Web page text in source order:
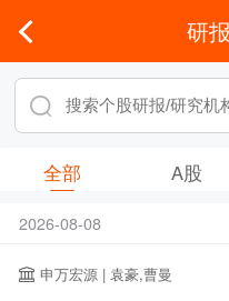
研
全部 A股
2026-08-08
申万宏源 | 袁豪,曹曼